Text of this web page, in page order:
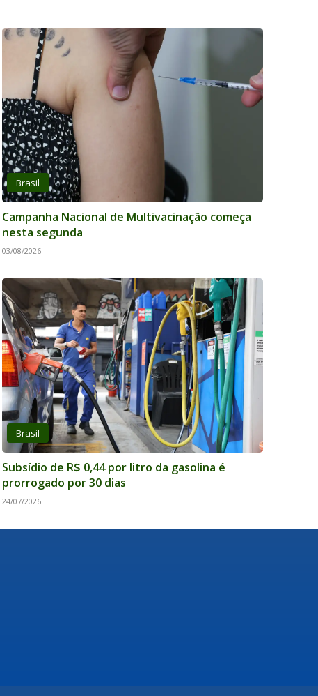
Brasil
Campanha Nacional de Multivacinação começa
nesta segunda
03/08/2026
Brasil
Subsídio de R$ 0,44 por litro da gasolina é
prorrogado por 30 dias
24/07/2026